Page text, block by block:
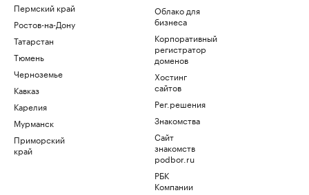
Пермский край
Ростов-на-Дону
Татарстан
Тюмень
Черноземье
Кавказ
Карелия
Мурманск
Приморский
край
Облако для
бизнеса
Корпоративный
регистратор
доменов
Хостинг
сайтов
Рег.решения
Знакомства
Сайт
знакомств
podbor.ru
РБК
Компании